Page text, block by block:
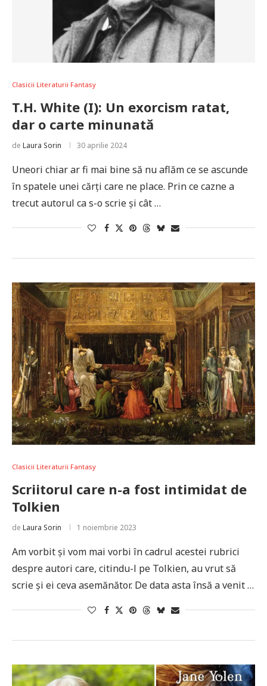
Clasicii Literaturii Fantasy
T.H. White (I): Un exorcism ratat,
dar o carte minunată
de Laura Sorin 30 aprilie 2024
Uneori chiar ar fi mai bine să nu aflăm ce se ascunde
în spatele unei cărți care ne place. Prin ce cazne a
trecut autorul ca s-o scrie și cât …
Clasicii Literaturii Fantasy
Scriitorul care n-a fost intimidat de
Tolkien
de Laura Sorin 1 noiembrie 2023
Am vorbit și vom mai vorbi în cadrul acestei rubrici
despre autori care, citindu-l pe Tolkien, au vrut să
scrie și ei ceva asemănător. De data asta însă a venit …